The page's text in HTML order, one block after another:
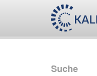
Suche